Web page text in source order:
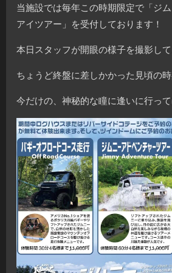
当施設では毎年この時期限定で「ジ
アイツアー」を受付しております！
本日スタッフが開眼の様子を撮影して
ちょうど終盤に差しかかった見頃の時
今だけの、神秘的な瞳に逢いに行って